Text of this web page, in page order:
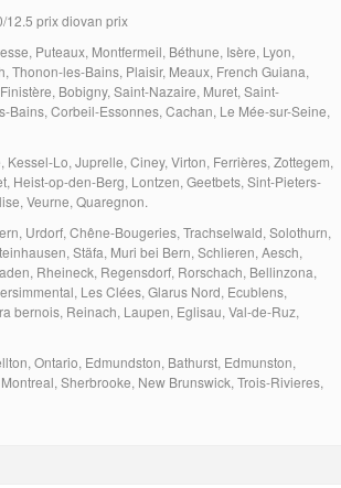
12.5 prix diovan prix
Puteaux, Montfermeil, Béthune, Isère, Lyon,
Thonon-les-Bains, Plaisir, Meaux, French Guiana,
Bobigny, Saint-Nazaire, Muret, Saint-
Corbeil-Essonnes, Cachan, Le Mée-sur-Seine,
Lo, Juprelle, Ciney, Virton, Ferrières, Zottegem,
Heist-op-den-Berg, Lontzen, Geetbets, Sint-Pieters-
Veurne, Quaregnon.
Urdorf, Chêne-Bougeries, Trachselwald, Solothurn,
Stäfa, Muri bei Bern, Schlieren, Aesch,
Rheineck, Regensdorf, Rorschach, Bellinzona,
Les Clées, Glarus Nord, Ecublens,
bernois, Reinach, Laupen, Eglisau, Val-de-Ruz,
Ontario, Edmundston, Bathurst, Edmunston,
Sherbrooke, New Brunswick, Trois-Rivieres,